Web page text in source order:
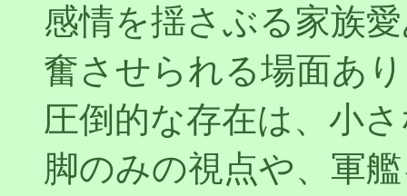
感情を揺さぶる家族
奮させられる場面あ
圧倒的な存在は、小
脚のみの視点や、軍